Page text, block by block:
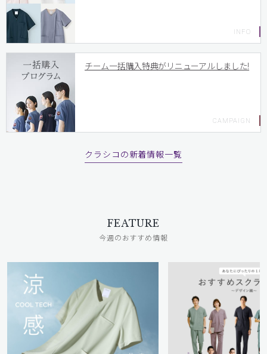
チーム一括購入特典がリニューアルしました!
クラシコの新着情報一覧
FEATURE
今週のおすすめ情報